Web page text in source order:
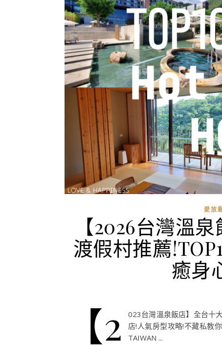
愛放
【2026台灣溫
渡假村推薦
癒身
【2
023台灣溫泉飯店】全台十
店!人氣房型攻略!不藏私教
TAIWAN ...